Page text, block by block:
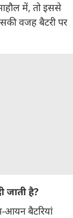
में, तो इससे
वजह बैटरी पर
जाती है?
आयन बैटरियां